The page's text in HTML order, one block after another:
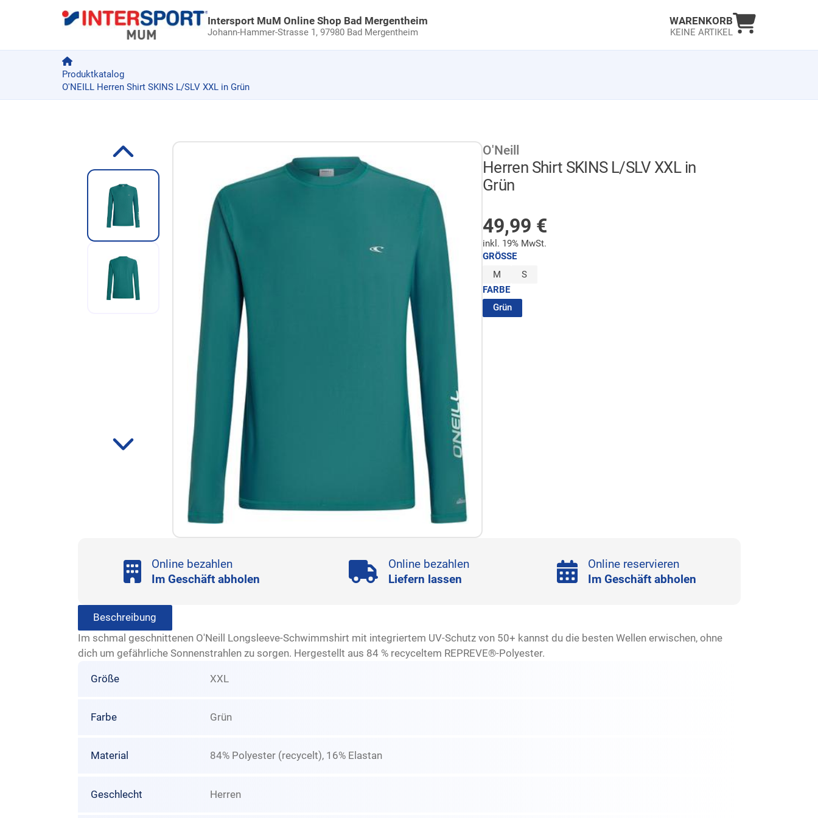
Intersport MuM Online Shop Bad Mergentheim
Johann-Hammer-Strasse 1,97980 Bad Mergentheim
WARENKORB
KEINE ARTIKEL
Warenkorb
Produktkatalog
O'NEILL Herren Shirt SKINS L/SLV XXL in Grün
Zur Produktbeschreibung springen O'Neill
Herren Shirt SKINS L/SLV XXL in
Grün
49,99 €
inkl. 19% MwSt.
GRÖSSE
M
S
FARBE
Grün(ausgewählt)
Online bezahlen
Im Geschäft abholen
Online bezahlen
Liefern lassen
Online reservieren
Im Geschäft abholen
Beschreibung
Im schmal geschnittenen O'Neill Longsleeve-Schwimmshirt mit integriertem UV-Schutz von 50+ kannst du die besten Wellen erwischen, ohne
dich um gefährliche Sonnenstrahlen zu sorgen. Hergestellt aus 84 % recyceltem REPREVE®-Polyester.
Größe XXL
Farbe Grün
Material 84% Polyester (recycelt), 16% Elastan
Geschlecht Herren